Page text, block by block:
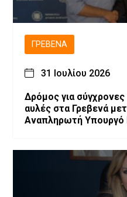
ΓΡΕΒΕΝΆ
31 Ιουλίου 2026
Δρόμος για σύγχρονες
αυλές στα Γρεβενά
Αναπληρωτή Υπουργό